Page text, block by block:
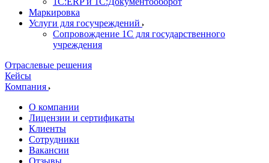
Маркировка
Услуги для госучреждений
Сопровождение 1С для государственного
учреждения
Отраслевые решения
Кейсы
Компания
О компании
Лицензии и сертификаты
Клиенты
Сотрудники
Вакансии
Отзывы